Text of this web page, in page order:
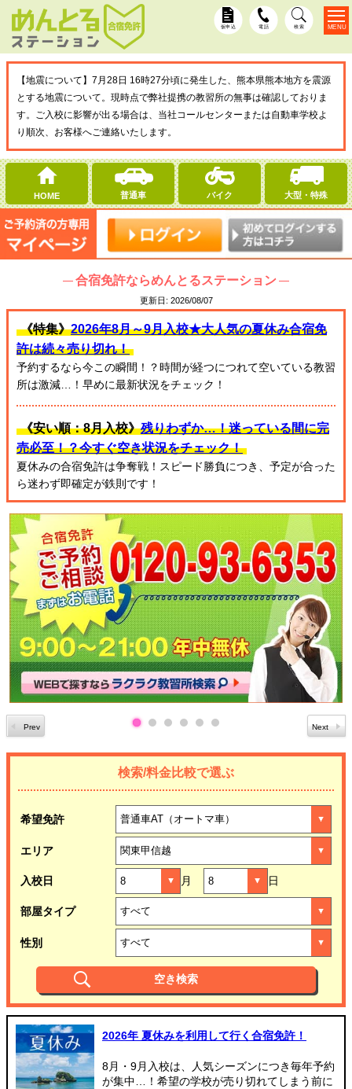
仮申込 電話 検索
【地震について】7月28日 16時27分頃に発生した、熊本県熊本地方を震源
とする地震について。現時点で弊社提携の教習所の無事は確認しておりま
す。ご入校に影響が出る場合は、当社コールセンターまたは自動車学校よ
り順次、お客様へご連絡いたします。
HOME 普通車 バイク 大型・特殊
MENU
合宿免許ならめんとるステーション
更新日: 2026/08/07
《特集》2026年8月～9月入校★大人気の夏休み合宿免
許は続々売り切れ！
予約するなら今この瞬間！？時間が経つにつれて空いている教習
所は激減…！早めに最新状況をチェック！
《安い順：8月入校》残りわずか…！迷っている間に完
売必至！？今すぐ空き状況をチェック！
夏休みの合宿免許は争奪戦！スピード勝負につき、予定が合った
ら迷わず即確定が鉄則です！
検索/料金比較で選ぶ
希望免許
エリア
入校日 月 日
部屋タイプ
性別
2026年 夏休みを利用して行く合宿免許！
8月・9月入校は、人気シーズンにつき毎年予約
が集中…！希望の学校が売り切れてしまう前に